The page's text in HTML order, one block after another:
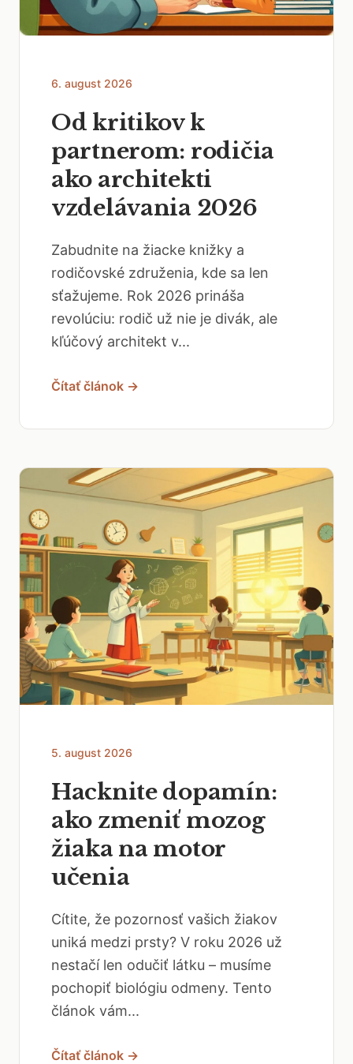
6. august 2026
Od kritikov k
partnerom: rodičia
ako architekti
vzdelávania 2026
Zabudnite na žiacke knižky a
rodičovské združenia, kde sa len
sťažujeme. Rok 2026 prináša
revolúciu: rodič už nie je divák, ale
kľúčový architekt v...
Čítať článok →
5. august 2026
Hacknite dopamín:
ako zmeniť mozog
žiaka na motor
učenia
Cítite, že pozornosť vašich žiakov
uniká medzi prsty? V roku 2026 už
nestačí len odučiť látku – musíme
pochopiť biológiu odmeny. Tento
článok vám...
Čítať článok →